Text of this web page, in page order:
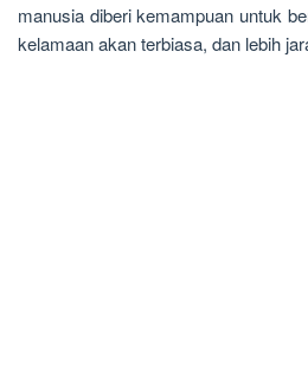
manusia diberi kemampuan untuk
kelamaan akan terbiasa, dan lebih